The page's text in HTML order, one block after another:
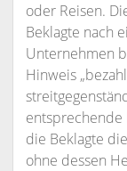
oder Reisen.
Beklagte nach
Unternehmen
Hinweis
entsprechende
die Beklagte
ohne dessen